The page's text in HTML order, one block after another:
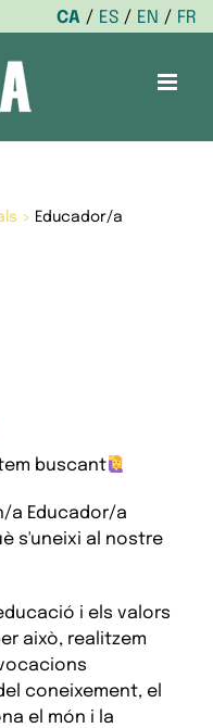
CA ES EN
FR
> Educador/a
buscant
a Educador/a
s'uneixi al nostre
i els valors
això, realitzem
coneixement, el
el món i la